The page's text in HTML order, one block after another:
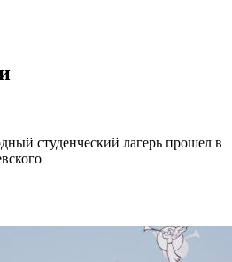
студенческий лагерь прошел в